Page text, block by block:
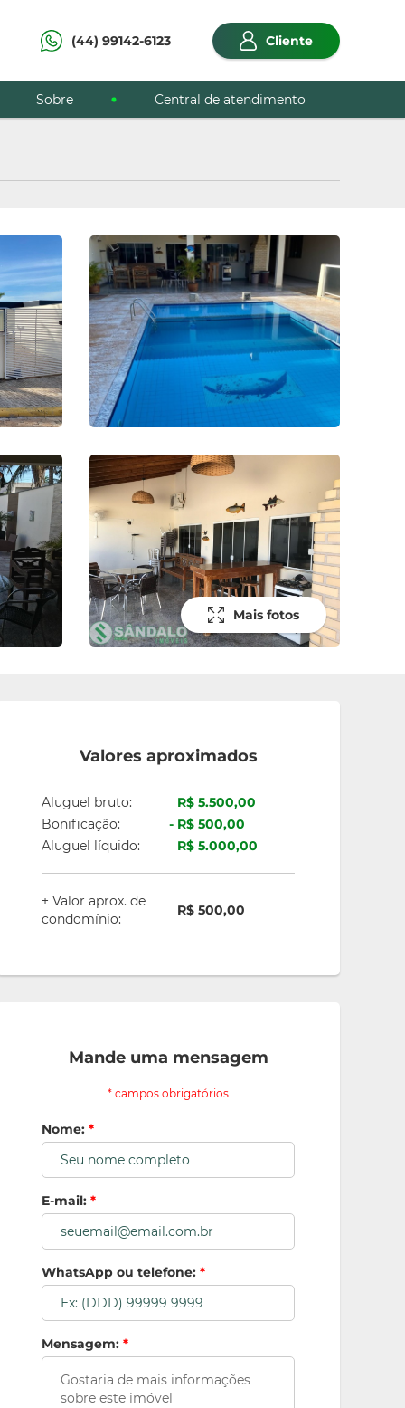
(44) 99142-6123 Cliente
Sobre Central de atendimento
Mais fotos
Valores aproximados
Aluguel bruto:
R$ 5.500,00
Bonificação:
R$ 500,00
Aluguel líquido:
R$ 5.000,00
+ Valor aprox. de
condomínio:
R$ 500,00
Mande uma mensagem
* campos obrigatórios
Nome:*
E-mail:*
WhatsApp ou telefone:*
Mensagem:*